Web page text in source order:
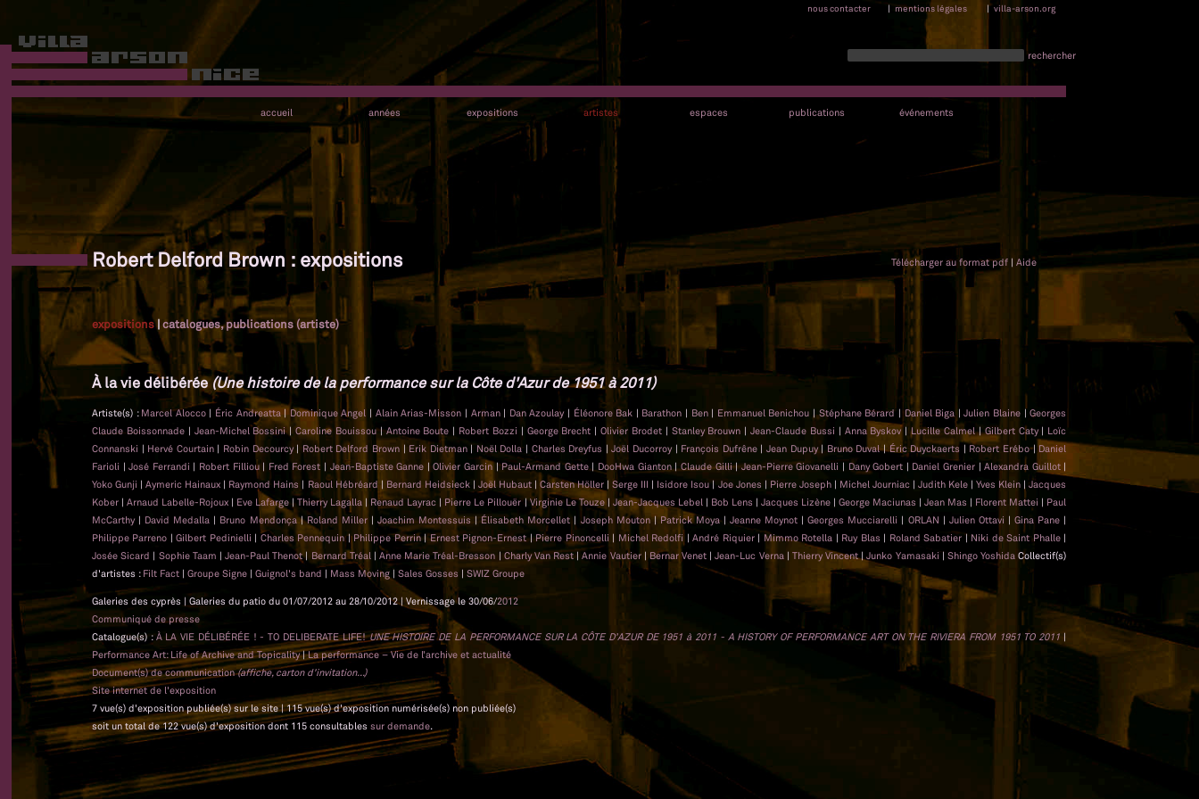
nous contacter | mentions légales | villa-arson.org
rechercher
accueil années expositions artistes espaces publications événements
Robert Delford Brown : expositions Télécharger au format pdf | Aide
expositions|catalogues, publications (artiste)
À la vie délibérée(Une histoire de la performance sur la Côte d'Azur de 1951 à 2011)
Artiste(s) : Marcel Alocco | Éric Andreatta |Dominique Angel | Alain Arias-Misson | Arman | Dan Azoulay | Éléonore Bak | Barathon | Ben | Emmanuel Benichou |Stéphane Bérard | Daniel Biga |Julien Blaine |Georges
Claude Boissonnade | Jean-Michel Bossini|Caroline Bouissou|Antoine Boute | Robert Bozzi | George Brecht |Olivier Brodet | Stanley Brouwn |Jean-Claude Bussi | Anna Byskov |Lucille Calmel|Gilbert Caty | Loïc
Connanski | Hervé Courtain | Robin Decourcy | Robert Delford Brown | Erik Dietman | Noël Dolla | Charles Dreyfus |Joël Ducorroy | François Dufrêne |Jean Dupuy | Bruno Duval|Éric Duyckaerts | Robert Erébo| Daniel
Farioli |José Ferrandi | Robert Filliou | Fred Forest | Jean-Baptiste Ganne |Olivier Garcin |Paul-Armand Gette| DooHwa Gianton|Claude Gilli|Jean-Pierre Giovanelli | Dany Gobert | Daniel Grenier |Alexandra Guillot |
Yoko Gunji |Aymeric Hainaux | Raymond Hains | Raoul Hébréard | Bernard Heidsieck | Joël Hubaut |Carsten Höller |Serge III | Isidore Isou | Joe Jones | Pierre Joseph | Michel Journiac |Judith Kele |Yves Klein |Jacques
Kober |Arnaud Labelle-Rojoux | Eve Lafarge|Thierry Lagalla | Renaud Layrac | Pierre Le Pillouër |Virginie Le Touze | Jean-Jacques Lebel | Bob Lens | Jacques Lizène | George Maciunas |Jean Mas | Florent Mattei | Paul
McCarthy | David Medalla | Bruno Mendonça|Roland Miller | Joachim Montessuis | Élisabeth Morcellet | Joseph Mouton|Patrick Moya |Jeanne Moynot |Georges Mucciarelli | ORLAN | Julien Ottavi |Gina Pane |
Philippe Parreno |Gilbert Pedinielli | Charles Pennequin|Philippe Perrin|Ernest Pignon-Ernest|Pierre Pinoncelli | Michel Redolfi |André Riquier | Mimmo Rotella | Ruy Blas | Roland Sabatier | Niki de Saint Phalle |
Josée Sicard | Sophie Taam | Jean-Paul Thenot| Bernard Tréal | Anne Marie Tréal-Bresson | Charly Van Rest |Annie Vautier | Bernar Venet |Jean-Luc Verna | Thierry Vincent|Junko Yamasaki | Shingo YoshidaCollectif(s)
d'artistes : Filt Fact | Groupe Signe | Guignol's band | Mass Moving | Sales Gosses | SWIZ Groupe
Galeries des cyprès | Galeries du patio du 01/07/2012 au 28/10/2012 | Vernissage le 30/06/2012
Communiqué de presse
Catalogue(s) : À LA VIE DÉLIBÉRÉE ! - TO DELIBERATE LIFE!UNE HISTOIRE DE LA PERFORMANCE SUR LA CÔTE D’AZUR DE 1951 à 2011 - A HISTORY OF PERFORMANCE ART ON THE RIVIERA FROM 1951 TO 2011 |
Performance Art: Life of Archive and Topicality|La performance – Vie de l’archive et actualité
Document(s) de communication(affiche, carton d'invitation...)
Site internet de l'exposition
7 vue(s) d'exposition publiée(s) sur le site | 115 vue(s) d'exposition numérisée(s) non publiée(s)
soit un total de 122 vue(s) d'exposition dont 115 consultables sur demande.